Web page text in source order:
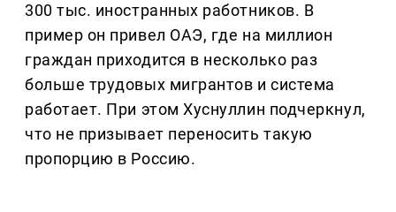
300 тыс. иностранных работников. В
пример он привел ОАЭ, где на миллион
граждан приходится в несколько раз
больше трудовых мигрантов и система
работает. При этом Хуснуллин подчеркнул,
что не призывает переносить такую
пропорцию в Россию.